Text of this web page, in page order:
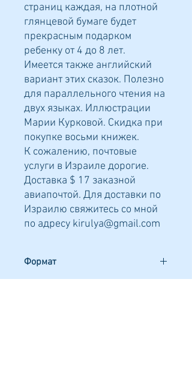
страниц каждая, на плотной
глянцевой бумаге будет
прекрасным подарком
ребенку от 4 до 8 лет.
Имеется также английский
вариант этих сказок. Полезно
для параллельного чтения на
двух языках. Иллюстрации
Марии Курковой. Скидка при
покупке восьми книжек.
К сожалению, почтовые
услуги в Израиле дорогие.
Доставка $ 17 заказной
авиапочтой. Для доставки по
Израилю свяжитесь со мной
по адресу kirulya@gmail.com
Формат